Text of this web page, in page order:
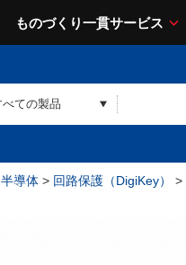
ものづくり一貫サービス
半導体 > 回路保護（DigiKey） >